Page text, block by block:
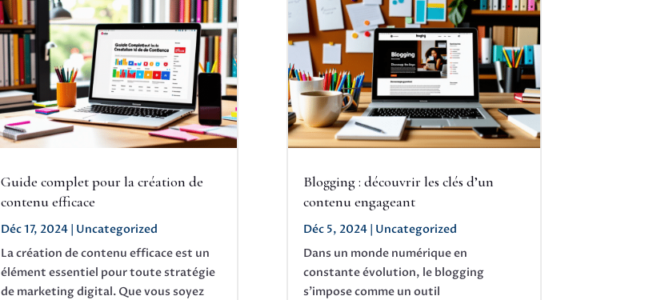
Guide complet pour la création de
contenu efficace
Déc 17, 2024| Uncategorized
La création de contenu efficace est un
élément essentiel pour toute stratégie
de marketing digital. Que vous soyez
Blogging : découvrir les clés d’un
contenu engageant
Déc 5, 2024| Uncategorized
Dans un monde numérique en
constante évolution, le blogging
s'impose comme un outil